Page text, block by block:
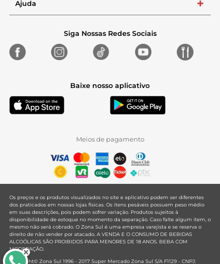
Ajuda +
Siga Nossas Redes Sociais
Baixe nosso aplicativo
Meios de pagamento
Os preços e os produtos visualizados no site e aplicativo podem ser diferentes
dos praticados em nossas lojas físicas. Os itens pesáveis possuem peso médio
em suas descrições, pois podem sofrer variação. Produtos sujeitos à
disponibilidade de estoque no momento da separação. Caso falte algum item, o
mesmo não será cobrado. O Zona Sul é uma empresa varejista e se reserva o
direito de não vender por atacado. A VENDA E O CONSUMO DE BEBIDAS
ALCOÓLICAS SÃO PROIBIDOS PARA MENORES DE 18 ANOS. BEBA COM
MODERAÇÃO.
Copyright© Zona Sul 1996 - 2017 Super Mercado Zona Sul S/A F1129 - CNPJ: